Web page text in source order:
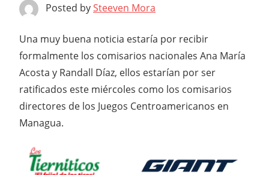
Posted bySteeven Mora
Una muy buena noticia estaría por recibir
formalmente los comisarios nacionales Ana María
Acosta y Randall Díaz, ellos estarían por ser
ratificados este miércoles como los comisarios
directores de los Juegos Centroamericanos en
Managua.